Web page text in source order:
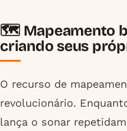
🗺️ Mapeamento
criando seus
O recurso de
revolucionário.
lança o sonar